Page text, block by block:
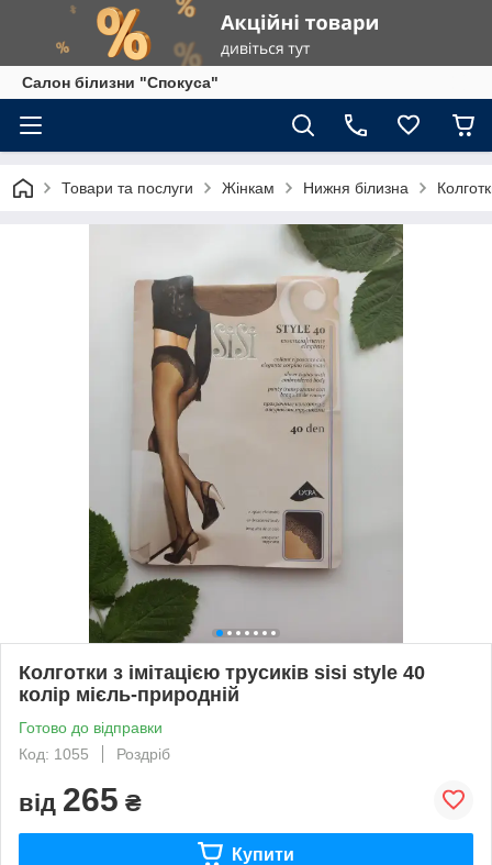
Салон білизни "Спокуса"
Товари та послуги Жінкам Нижня білизна
Колготки з імітацією трусиків sisi style 40
колір мієль-природній
Готово до відправки
Код: 1055
Роздріб
від 265 ₴
Купити